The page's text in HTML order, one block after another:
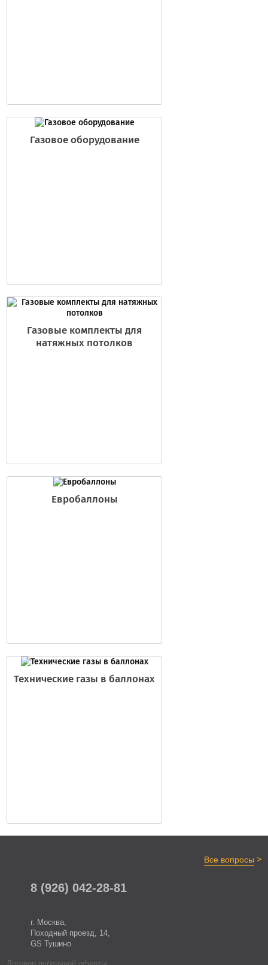
Газовое оборудование
Газовые комплекты для
натяжных потолков
Евробаллоны
Технические газы в баллонах
Все вопросы >
8 (926) 042-28-81
г. Москва,
Походный проезд, 14,
GS Тушино